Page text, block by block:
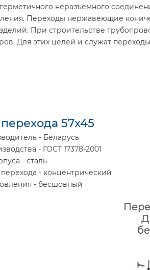
неразъемного
Переходы нержавеющие
При строительстве
Для этих целей и служат
57х45
- Беларусь
- ГОСТ 17378-2001
- сталь
- концентрический
- бесшовный